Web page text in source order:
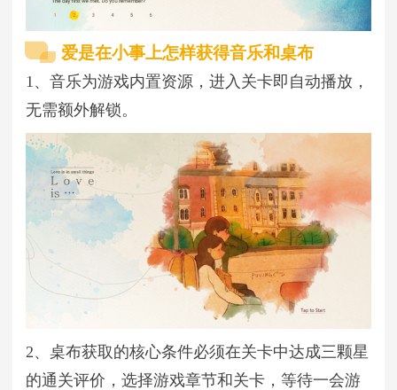
爱是在小事上怎样获得音乐和桌布
1、音乐‌为游戏内置资源，进入关卡即自动播放，
无需额外解锁。
2、桌布获取的‌核心条件‌必须在关卡中达成‌三颗星‌
的通关评价，选择游戏章节和关卡，等待一会游